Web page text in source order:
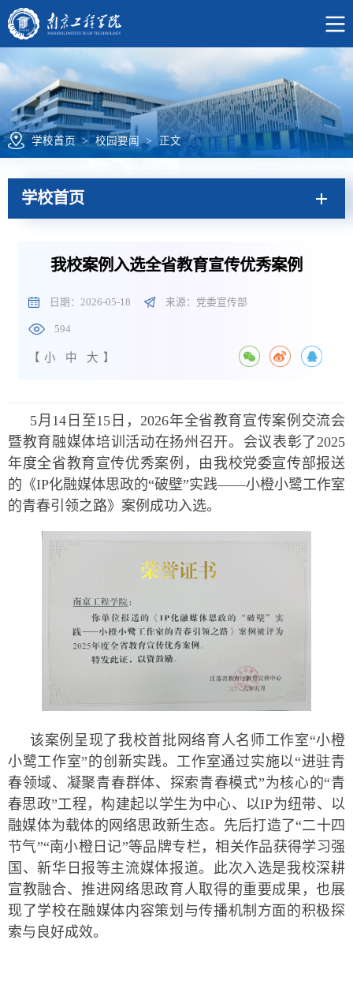
学校首页 > 校园要闻 > 正文
学校首页
我校案例入选全省教育宣传优秀案例
日期：2026-05-18 来源：党委宣传部
594
【 小 中 大 】
5月14日至15日，2026年全省教育宣传案例交流会
暨教育融媒体培训活动在扬州召开。会议表彰了2025
年度全省教育宣传优秀案例，由我校党委宣传部报送
的《IP化融媒体思政的“破壁”实践——小橙小鹭工作室
的青春引领之路》案例成功入选。
该案例呈现了我校首批网络育人名师工作室“小橙
小鹭工作室”的创新实践。工作室通过实施以“进驻青
春领域、凝聚青春群体、探索青春模式”为核心的“青
春思政”工程，构建起以学生为中心、以IP为纽带、以
融媒体为载体的网络思政新生态。先后打造了“二十四
节气”“南小橙日记”等品牌专栏，相关作品获得学习强
国、新华日报等主流媒体报道。此次入选是我校深耕
宣教融合、推进网络思政育人取得的重要成果，也展
现了学校在融媒体内容策划与传播机制方面的积极探
索与良好成效。